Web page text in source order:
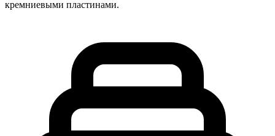
кремниевыми пластинами.